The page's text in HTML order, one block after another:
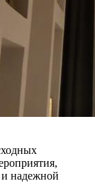
и надежной